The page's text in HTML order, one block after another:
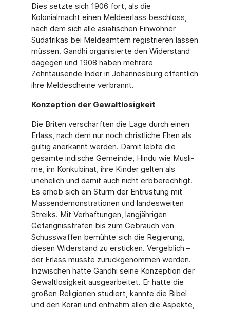
Dies setzte sich 1906 fort, als die
Kolonialmacht einen Meldeerlass beschloss,
nach dem sich alle asiatischen Einwohner
Südafrikas bei Meldeämtern registrieren lassen
müssen. Gandhi organisierte den Widerstand
dagegen und 1908 haben mehrere
Zehntausende In­der in Johannesburg öffentlich
ihre Meldescheine verbrannt.
Konzeption der Gewaltlosigkeit
Die Briten verschärften die Lage durch einen
Erlass, nach dem nur noch christliche Ehen als
gültig anerkannt werden. Damit lebte die
gesamte indische Gemeinde, Hindu wie Musli­
me, im Konkubinat, ihre Kinder gelten als
unehelich und damit auch nicht erbberechtigt.
Es erhob sich ein Sturm der Entrüstung mit
Massendemonstrationen und landesweiten
Streiks. Mit Verhaftungen, langjährigen
Gefängnisstrafen bis zum Gebrauch von
Schuss­waffen bemühte sich die Regierung,
diesen Widerstand zu ersticken. Vergeblich –
der Er­lass musste zurückgenommen werden.
Inzwischen hatte Gandhi seine Konzeption der
Gewaltlosigkeit ausgearbeitet. Er hatte die
großen Religionen studiert, kannte die Bibel
und den Koran und entnahm allen die Aspekte,